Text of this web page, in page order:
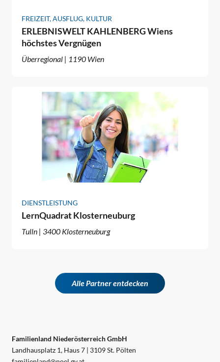
FREIZEIT, AUSFLUG, KULTUR
ERLEBNISWELT KAHLENBERG Wiens
höchstes Vergnügen
Überregional | 1190 Wien
DIENSTLEISTUNG
LernQuadrat Klosterneuburg
Tulln | 3400 Klosterneuburg
Alle Partner entdecken
Familienland Niederösterreich GmbH
Landhausplatz 1, Haus 7 | 3109 St. Pölten